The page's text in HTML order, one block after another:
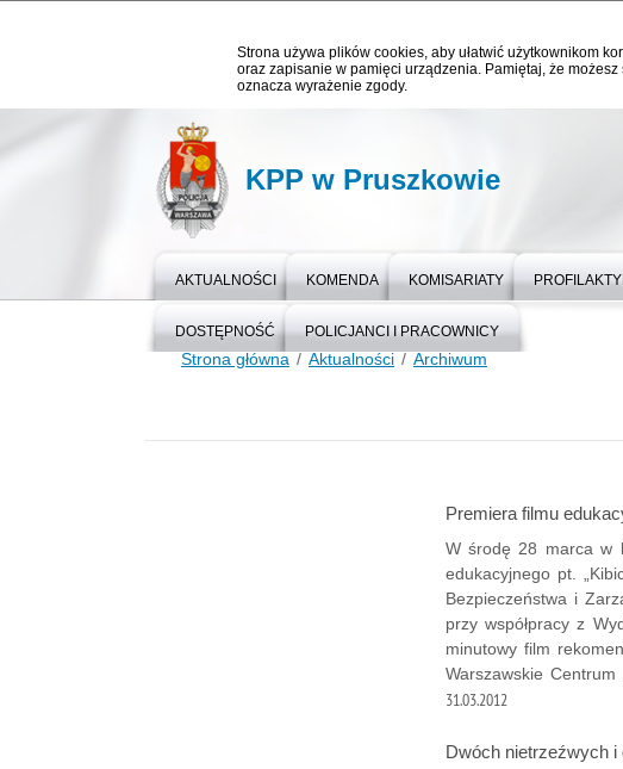
Strona używa plików cookies, aby ułatwić użytkownikom
oraz zapisanie w pamięci urządzenia. Pamiętaj, że
oznacza wyrażenie zgody.
KPP w Pruszkowie
AKTUALNOŚCI KOMENDA KOMISARIATY
DOSTĘPNOŚĆ POLICJANCI I PRACOWNICY
Strona główna Aktualności Archiwum
Premiera filmu
W środę 28 marca w
edukacyjnego pt.
Bezpieczeństwa i
przy współpracy z
minutowy film
Warszawskie Centrum
31.03.2012
Dwóch nietrzeźwych i